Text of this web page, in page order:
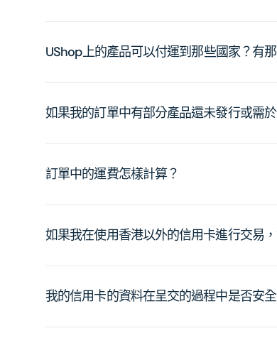
UShop上的產品可以付運到那些國家？有
如果我的訂單中有部分產品還未發行或需
訂單中的運費怎樣計算？
如果我在使用香港以外的信用卡進行交易
我的信用卡的資料在呈交的過程中是否安